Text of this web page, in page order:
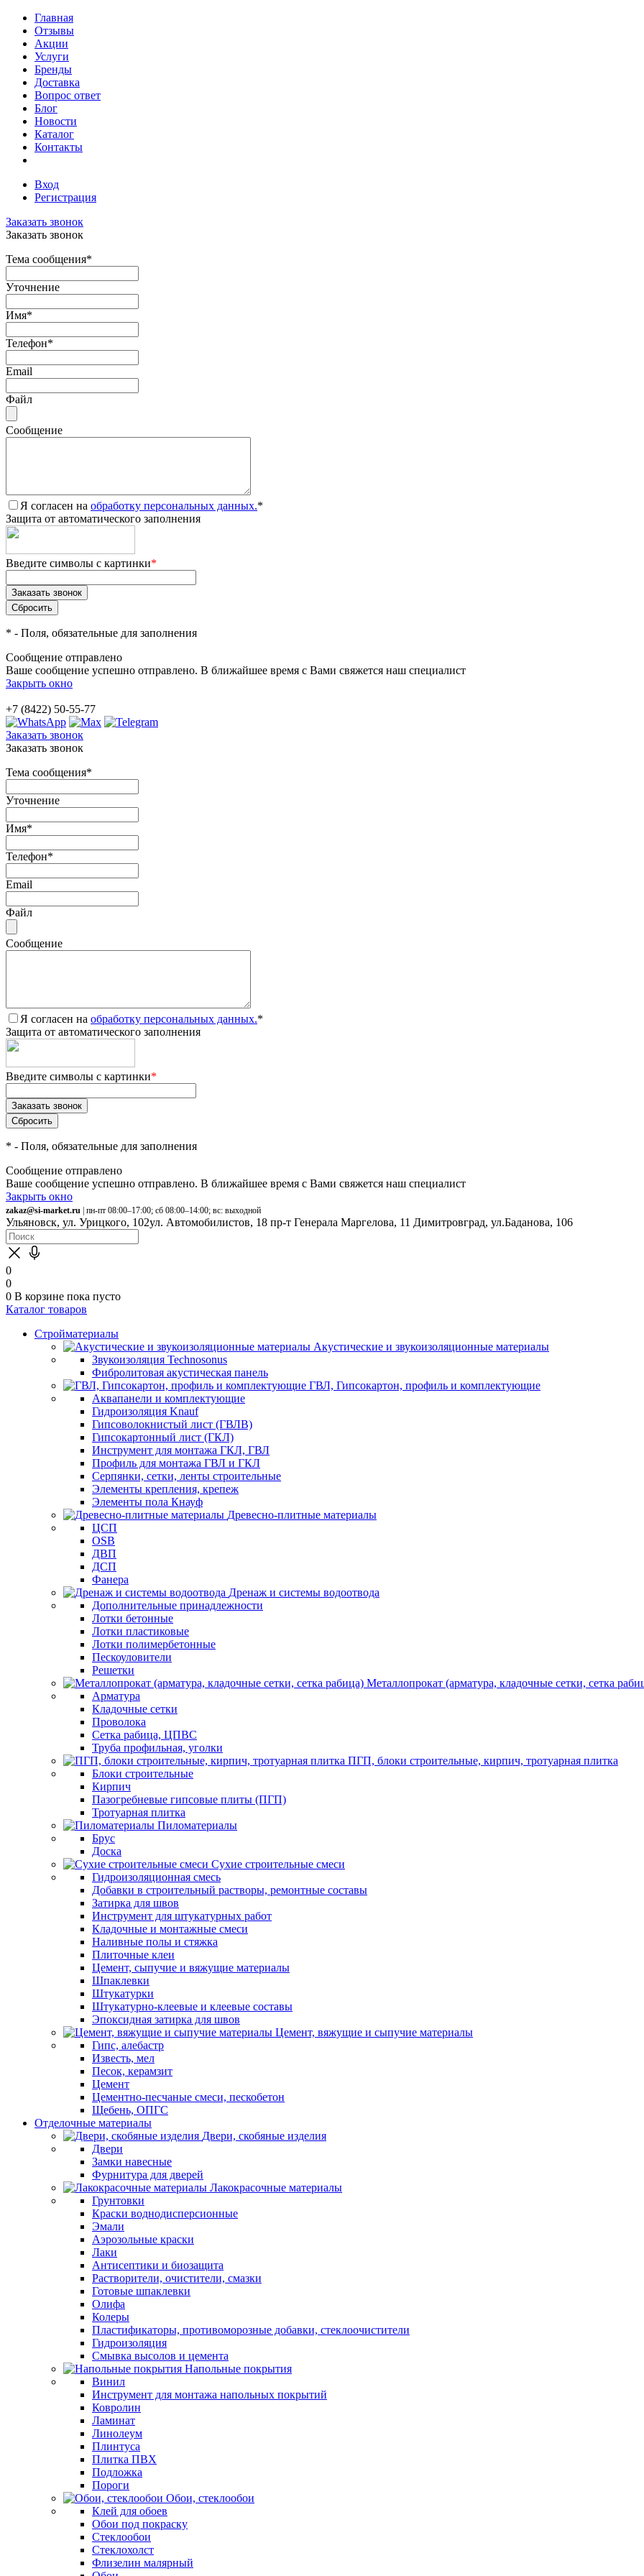
Главная
Отзывы
Акции
Услуги
Бренды
Доставка
Вопрос ответ
Блог
Новости
Каталог
Контакты
Вход
Регистрация
Заказать звонок
Заказать звонок
Тема сообщения*
Уточнение
Имя*
Телефон*
Email
Файл
Сообщение
Я согласен на обработку персональных данных.*
Защита от автоматического заполнения
Введите символы с картинки*
* - Поля, обязательные для заполнения
Сообщение отправлено
Ваше сообщение успешно отправлено. В ближайшее время с Вами свяжется наш специалист
Закрыть окно
+7 (8422) 50-55-77
Заказать звонок
Заказать звонок
Тема сообщения*
Уточнение
Имя*
Телефон*
Email
Файл
Сообщение
Я согласен на обработку персональных данных.*
Защита от автоматического заполнения
Введите символы с картинки*
* - Поля, обязательные для заполнения
Сообщение отправлено
Ваше сообщение успешно отправлено. В ближайшее время с Вами свяжется наш специалист
Закрыть окно
zakaz@si-market.ru | пн-пт 08:00–17:00; сб 08:00–14:00; вс: выходной
Ульяновск, ул. Урицкого, 102ул. Автомобилистов, 18 пр-т Генерала Маргелова, 11 Димитровград, ул.Баданова, 106
0
0
0 В корзине пока пусто
Каталог товаров
Стройматериалы
Акустические и звукоизоляционные материалы
Звукоизоляция Technosonus
Фибролитовая акустическая панель
ГВЛ, Гипсокартон, профиль и комплектующие
Аквапанели и комплектующие
Гидроизоляция Knauf
Гипсоволокнистый лист (ГВЛВ)
Гипсокартонный лист (ГКЛ)
Инструмент для монтажа ГКЛ, ГВЛ
Профиль для монтажа ГВЛ и ГКЛ
Серпянки, сетки, ленты строительные
Элементы крепления, крепеж
Элементы пола Кнауф
Древесно-плитные материалы
ЦСП
OSB
ДВП
ДСП
Фанера
Дренаж и системы водоотвода
Дополнительные принадлежности
Лотки бетонные
Лотки пластиковые
Лотки полимербетонные
Пескоуловители
Решетки
Металлопрокат (арматура, кладочные сетки, сетка
Арматура
Кладочные сетки
Проволока
Сетка рабица, ЦПВС
Труба профильная, уголки
ПГП, блоки строительные, кирпич, тротуарная плитка
Блоки строительные
Кирпич
Пазогребневые гипсовые плиты (ПГП)
Тротуарная плитка
Пиломатериалы
Брус
Доска
Сухие строительные смеси
Гидроизоляционная смесь
Добавки в строительный растворы, ремонтные составы
Затирка для швов
Инструмент для штукатурных работ
Кладочные и монтажные смеси
Наливные полы и стяжка
Плиточные клеи
Цемент, сыпучие и вяжущие материалы
Шпаклевки
Штукатурки
Штукатурно-клеевые и клеевые составы
Эпоксидная затирка для швов
Цемент, вяжущие и сыпучие материалы
Гипс, алебастр
Известь, мел
Песок, керамзит
Цемент
Цементно-песчаные смеси, пескобетон
Щебень, ОПГС
Отделочные материалы
Двери, скобяные изделия
Двери
Замки навесные
Фурнитура для дверей
Лакокрасочные материалы
Грунтовки
Краски воднодисперсионные
Эмали
Аэрозольные краски
Лаки
Антисептики и биозащита
Растворители, очистители, смазки
Готовые шпаклевки
Олифа
Колеры
Пластификаторы, противоморозные добавки, стеклоочистители
Гидроизоляция
Смывка высолов и цемента
Напольные покрытия
Винил
Инструмент для монтажа напольных покрытий
Ковролин
Ламинат
Линолеум
Плинтуса
Плитка ПВХ
Подложка
Пороги
Обои, стеклообои
Клей для обоев
Обои под покраску
Стеклообои
Стеклохолст
Флизелин малярный